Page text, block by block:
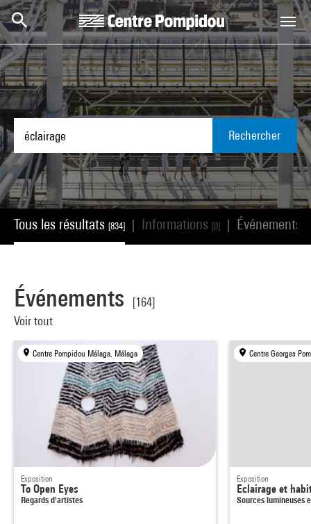
Aller au contenu principal
Centre Pompidou
Rechercher
Tous les résultats [834] Informations [0] Événements
Événements
[164]
Voir tout
Centre Pompidou Málaga, Málaga
Exposition
To Open Eyes
Regards d'artistes
Centre Georges
Exposition
Eclairage et
Sources lumineuses